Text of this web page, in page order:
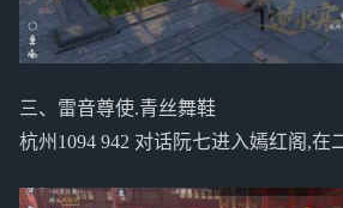
三、雷音尊使.青丝舞鞋
杭州1094 942 对话阮七进入嫣红阁,在